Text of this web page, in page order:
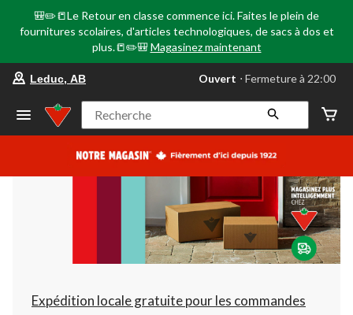
🎒✏️📒Le Retour en classe commence ici. Faites le plein de
fournitures scolaires, d'articles technologiques, de sacs à dos et
plus.📒✏️🎒 Magasinez maintenant
votre
préféré
Leduc,
AB,
courament
Fermeture
à
22:00
cliquer
pour
changer
Leduc, AB Ouvert ⋅ Fermeture à 22:00
Recherche
Expédition locale gratuite pour les commandes